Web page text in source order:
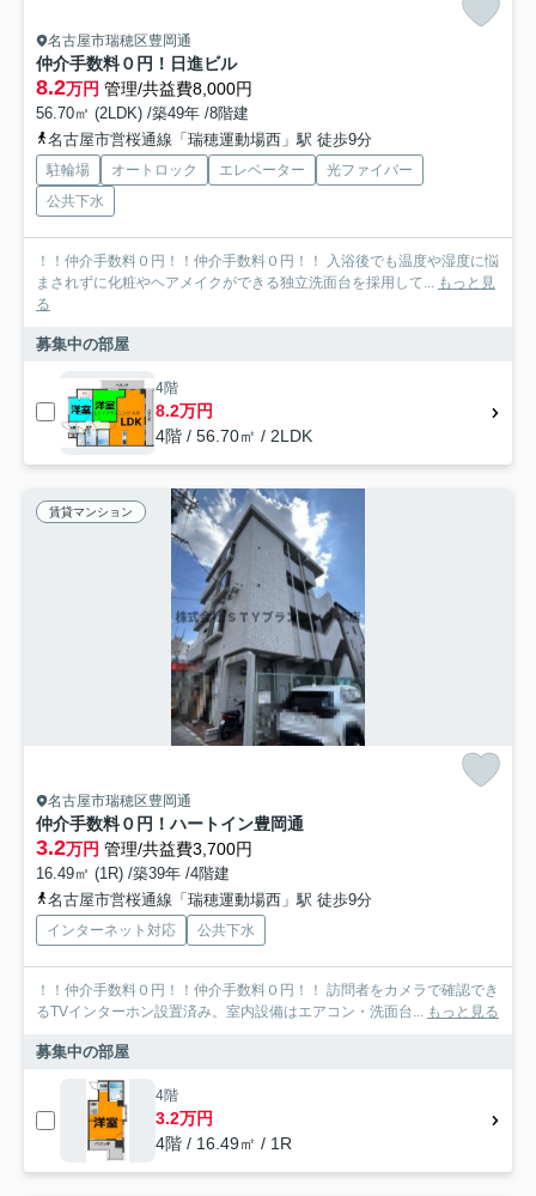
名古屋市瑞穂区豊岡通
仲介手数料０円！日進ビル
8.2万円 管理/共益費8,000円
56.70㎡ (2LDK) /築49年 /8階建
名古屋市営桜通線「瑞穂運動場西」駅 徒歩9分
駐輪場 オートロック エレベーター
光ファイバー
公共下水
！！仲介手数料０円！！仲介手数料０円！！ 入浴後でも温度や湿度に悩
まされずに化粧やヘアメイクができる独立洗面台を採用して... もっと見
る
募集中の部屋
4階
8.2万円
4階 / 56.70㎡ / 2LDK
賃貸マンション
名古屋市瑞穂区豊岡通
仲介手数料０円！ハートイン豊岡通
3.2万円 管理/共益費3,700円
16.49㎡ (1R) /築39年 /4階建
名古屋市営桜通線「瑞穂運動場西」駅 徒歩9分
インターネット対応 公共下水
！！仲介手数料０円！！仲介手数料０円！！ 訪問者をカメラで確認でき
るTVインターホン設置済み。室内設備はエアコン・洗面台... もっと見る
募集中の部屋
4階
3.2万円
4階 / 16.49㎡ / 1R